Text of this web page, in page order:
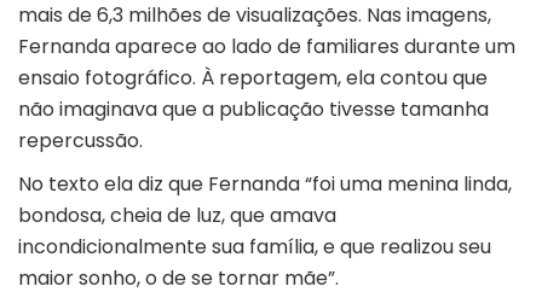
mais de 6,3 milhões de visualizações. Nas imagens,
Fernanda aparece ao lado de familiares durante um
ensaio fotográfico. À reportagem, ela contou que
não imaginava que a publicação tivesse tamanha
repercussão.
No texto ela diz que Fernanda “foi uma menina linda,
bondosa, cheia de luz, que amava
incondicionalmente sua família, e que realizou seu
maior sonho, o de se tornar mãe”.